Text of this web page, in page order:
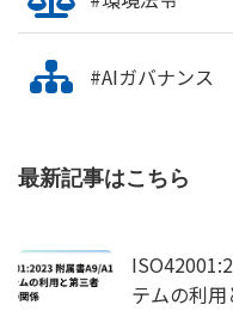
#AIガバナンス
最新記事はこちら
テムの利